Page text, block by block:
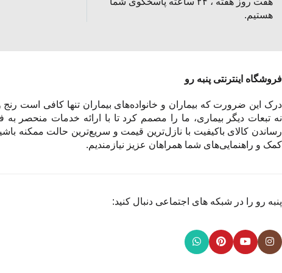
هستیم.
فروشگاه اینترنتی پنبه رو
درک این ضرورت که بیماران و خانواده‌های بیماران تنها کافی است رنج
نه تبعات دیگر بیماری، ما را مصمم کرد تا با ارائه خدمات منحصر به
رساندن کالای باکیفیت با نازل‌ترین قیمت و سریع‌ترین حالت ممکنه
کمک و راهنمایی‌های شما همراهان عزیز نیازمندیم.
پنبه رو را در شبکه های اجتماعی دنبال کنید: